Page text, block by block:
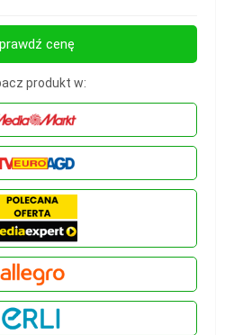
cenę
produkt w: